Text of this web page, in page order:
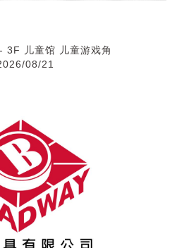
3F 儿童馆 儿童游戏角
08/21